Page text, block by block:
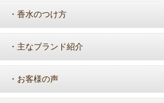
・ 香水のつけ方
・ 主なブランド紹介
・ お客様の声